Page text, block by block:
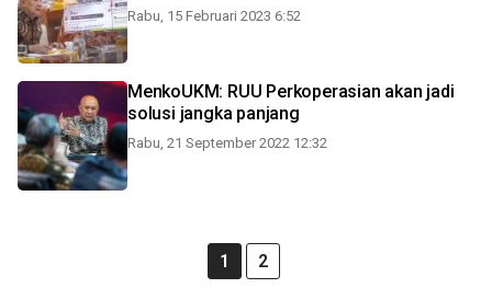
Rabu, 15 Februari 2023 6:52
MenkoUKM: RUU Perkoperasian akan jadi
solusi jangka panjang
Rabu, 21 September 2022 12:32
1 2